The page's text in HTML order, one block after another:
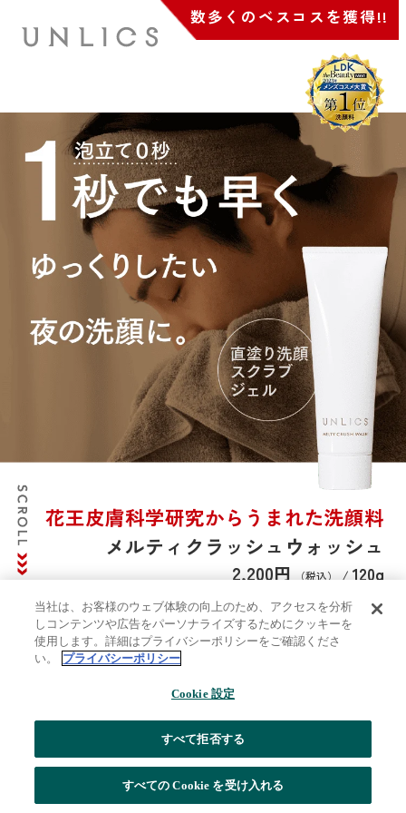
数多くのベスコスを獲得!!
花王皮膚科学研究からうまれた洗顔料
メルティクラッシュウォッシュ
2,200円 （税込） / 120g
今すぐお得に始める
※2025年4月1日以降、会員登録された方が対象となります
当社は、お客様のウェブ体験の向上のため、アクセスを分析
しコンテンツや広告をパーソナライズするためにクッキーを
使用します。詳細はプライバシーポリシーをご確認くださ
い。
プライバシーポリシー
Cookie 設定
すべて拒否する
すべての Cookie を受け入れる